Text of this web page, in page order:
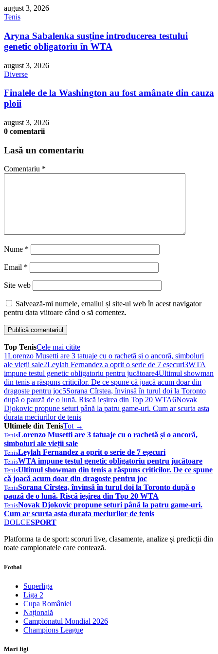
august 3, 2026
Tenis
Aryna Sabalenka susține introducerea testului
genetic obligatoriu în WTA
august 3, 2026
Diverse
Finalele de la Washington au fost amânate din cauza
ploii
august 3, 2026
0 comentarii
Lasă un comentariu
Comentariu *
Nume *
Email *
Site web
Salvează-mi numele, emailul și site-ul web în acest navigator
pentru data viitoare când o să comentez.
Top TenisCele mai citite
1Lorenzo Musetti are 3 tatuaje cu o rachetă și o ancoră, simboluri
ale vieții sale2Leylah Fernandez a oprit o serie de 7 eșecuri3WTA
impune testul genetic obligatoriu pentru jucătoare4Ultimul showman
din tenis a răspuns criticilor. De ce spune că joacă acum doar din
dragoste pentru joc5Sorana Cîrstea, învinsă în turul doi la Toronto
după o pauză de o lună. Riscă ieșirea din Top 20 WTA6Novak
Djokovic propune seturi până la patru game-uri. Cum ar scurta asta
durata meciurilor de tenis
Ultimele din TenisTot →
TenisLorenzo Musetti are 3 tatuaje cu o rachetă și o ancoră,
simboluri ale vieții sale
TenisLeylah Fernandez a oprit o serie de 7 eșecuri
TenisWTA impune testul genetic obligatoriu pentru jucătoare
TenisUltimul showman din tenis a răspuns criticilor. De ce spune
că joacă acum doar din dragoste pentru joc
TenisSorana Cîrstea, învinsă în turul doi la Toronto după o
pauză de o lună. Riscă ieșirea din Top 20 WTA
TenisNovak Djokovic propune seturi până la patru game-uri.
Cum ar scurta asta durata meciurilor de tenis
DOLCESPORT
Platforma ta de sport: scoruri live, clasamente, analize și predicții din
toate campionatele care contează.
Fotbal
Superliga
Liga 2
Cupa României
Națională
Campionatul Mondial 2026
Champions League
Mari ligi